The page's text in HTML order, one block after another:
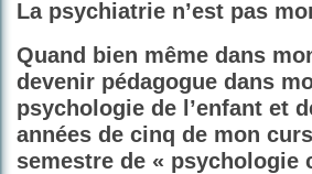
La psychiatrie n’est pas
Quand bien même dans
devenir pédagogue dans
psychologie de l’enfant et
années de cinq de mon
semestre de « psychologie